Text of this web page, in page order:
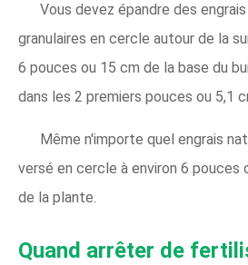
Vous devez épandre des
granulaires en cercle autour de la
6 pouces ou 15 cm de la base du
dans les 2 premiers pouces ou 5,1
Même n'importe quel engrais
versé en cercle à environ 6 pouces
de la plante.
Quand arrêter de